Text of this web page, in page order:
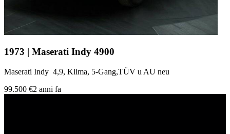
1973 | Maserati Indy 4900
Maserati Indy 4,9, Klima, 5-Gang,TÜV u AU neu
99.500 €2 anni fa